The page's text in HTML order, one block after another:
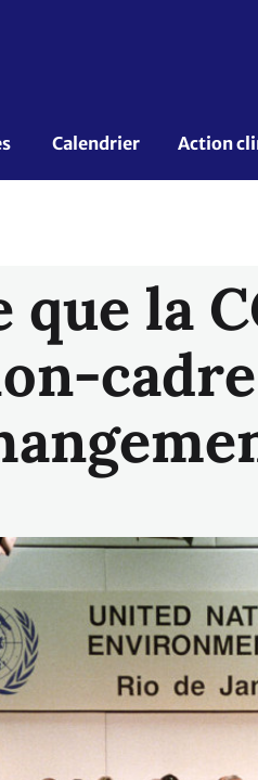
Calendrier Action
que la